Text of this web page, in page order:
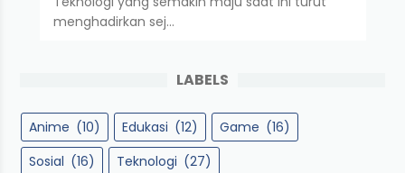
menghadirkan sej…
LABELS
Anime (10) Edukasi (12) Game (16)
Sosial (16) Teknologi (27)